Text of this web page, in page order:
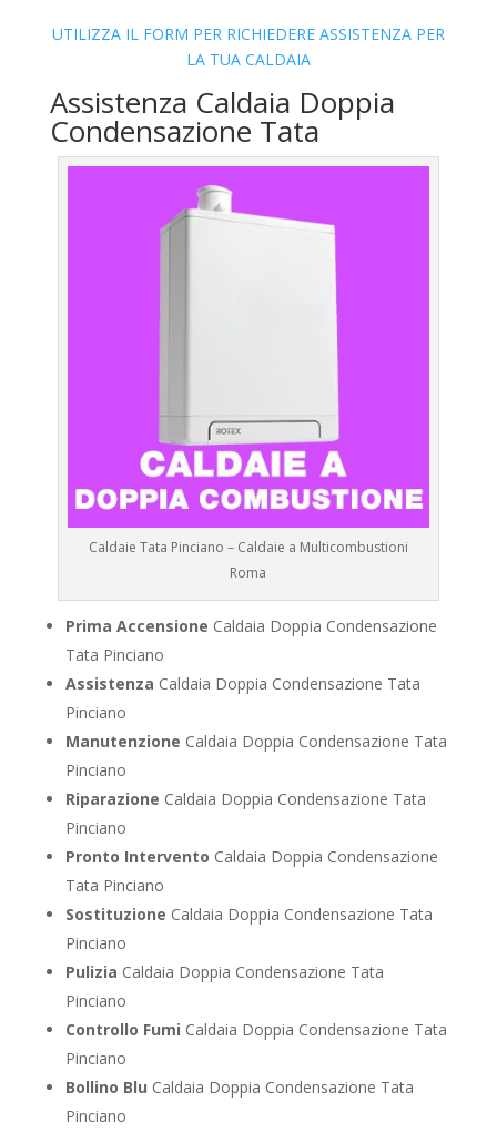
UTILIZZA IL FORM PER RICHIEDERE ASSISTENZA PER
LA TUA CALDAIA
Assistenza Caldaia Doppia
Condensazione Tata
Caldaie Tata Pinciano – Caldaie a Multicombustioni
Roma
Prima Accensione Caldaia Doppia Condensazione
Tata Pinciano
Assistenza Caldaia Doppia Condensazione Tata
Pinciano
Manutenzione Caldaia Doppia Condensazione Tata
Pinciano
Riparazione Caldaia Doppia Condensazione Tata
Pinciano
Pronto Intervento Caldaia Doppia Condensazione
Tata Pinciano
Sostituzione Caldaia Doppia Condensazione Tata
Pinciano
Pulizia Caldaia Doppia Condensazione Tata
Pinciano
Controllo Fumi Caldaia Doppia Condensazione Tata
Pinciano
Bollino Blu Caldaia Doppia Condensazione Tata
Pinciano